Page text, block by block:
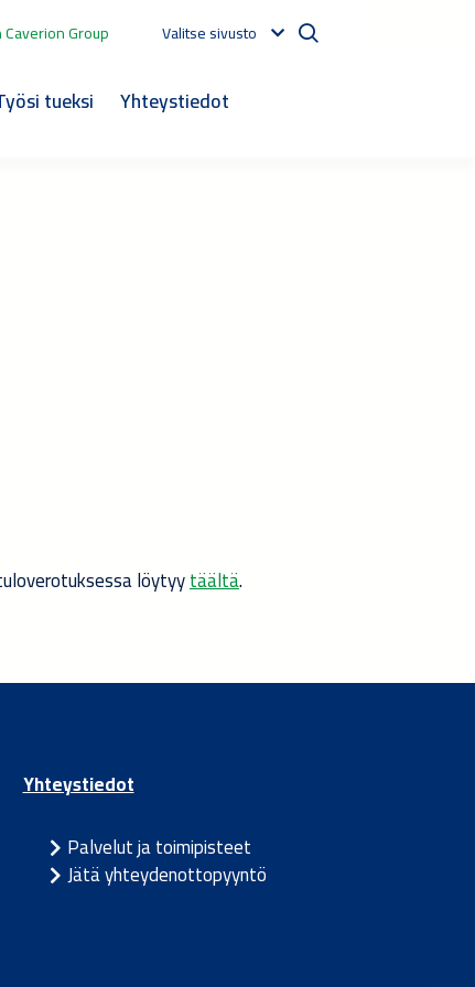
Group Valitse sivusto
tueksi Yhteystiedot
löytyytäältä.
Yhteystiedot
Palvelut ja toimipisteet
Jätä yhteydenottopyyntö